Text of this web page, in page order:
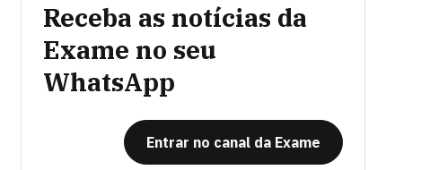
Receba as notícias da
Exame no seu
WhatsApp
Entrar no canal da Exame